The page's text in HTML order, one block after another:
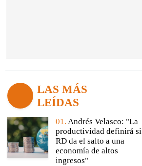
LAS MÁS
LEÍDAS
01. Andrés Velasco: "La
productividad definirá si
RD da el salto a una
economía de altos
ingresos"